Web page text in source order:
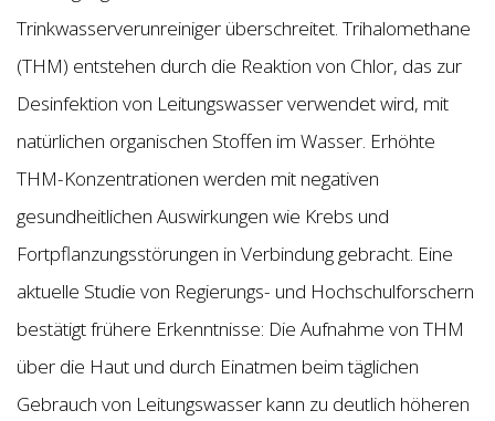
Trinkwasserverunreiniger überschreitet. Trihalomethane
(THM) entstehen durch die Reaktion von Chlor, das zur
Desinfektion von Leitungswasser verwendet wird, mit
natürlichen organischen Stoffen im Wasser. Erhöhte
THM-Konzentrationen werden mit negativen
gesundheitlichen Auswirkungen wie Krebs und
Fortpflanzungsstörungen in Verbindung gebracht. Eine
aktuelle Studie von Regierungs- und Hochschulforschern
bestätigt frühere Erkenntnisse: Die Aufnahme von THM
über die Haut und durch Einatmen beim täglichen
Gebrauch von Leitungswasser kann zu deutlich höheren